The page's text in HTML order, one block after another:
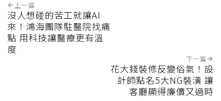
上一篇
沒人想碰的苦工就讓AI
來！鴻海團隊駐醫院找痛
點 用科技讓醫療更有溫
度
下一篇
花大錢裝修反變俗氣！設
計師點名5大NG裝潢 讓
客廳顯得廉價又過時